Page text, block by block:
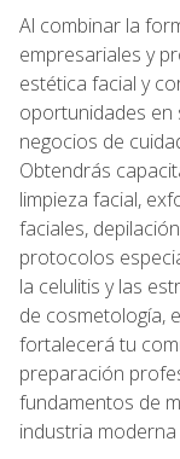
Al combinar la
empresariales y
estética facial y
oportunidades en
negocios de
Obtendrás
limpieza facial,
faciales,
protocolos
la celulitis y las
de cosmetología,
fortalecerá tu
preparación
fundamentos de
industria moderna